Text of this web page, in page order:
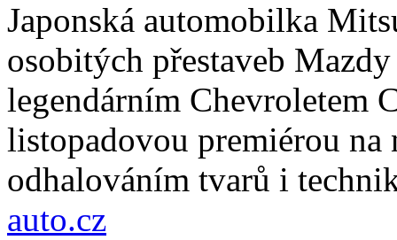
Japonská automobilka
osobitých přestaveb
legendárním Chevroletem
listopadovou premiérou
odhalováním tvarů i
auto.cz